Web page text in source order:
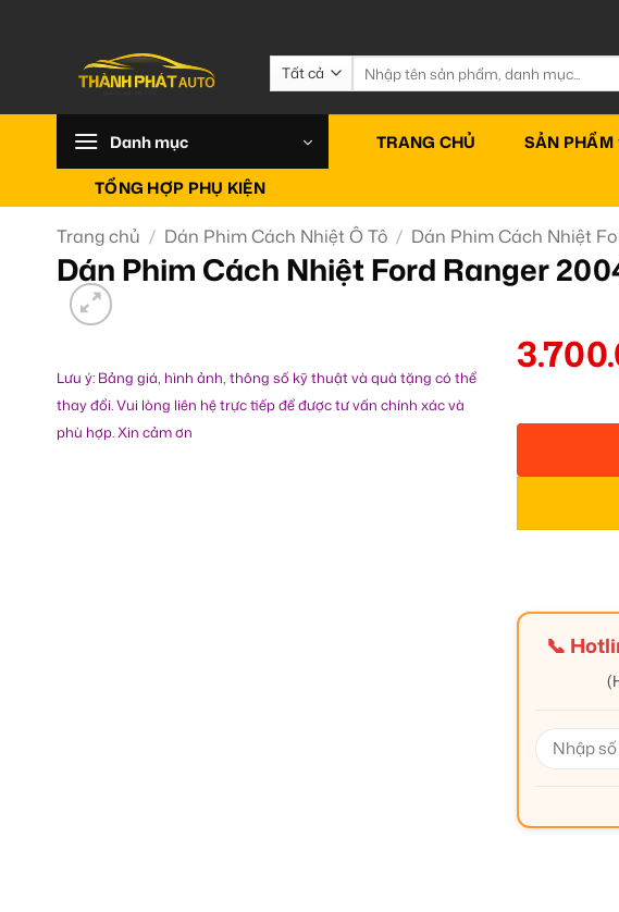
Tìm
kiếm:
Danh mục TRANG CHỦ SẢN PHẨM
TỔNG HỢP PHỤ KIỆN
Trang chủ / Dán Phim Cách Nhiệt Ô Tô / Dán Phim Cách Nhiệt
Dán Phim Cách Nhiệt Ford Ranger
Lưu ý: Bảng giá, hình ảnh, thông số kỹ thuật và quà tặng có thể
thay đổi. Vui lòng liên hệ trực tiếp để được tư vấn chính xác và
phù hợp. Xin cảm ơn
📞